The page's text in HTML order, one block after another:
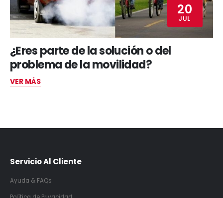
20
JUL
¿Eres parte de la solución o del
problema de la movilidad?
VER MÁS
Servicio Al Cliente
Ayuda & FAQs